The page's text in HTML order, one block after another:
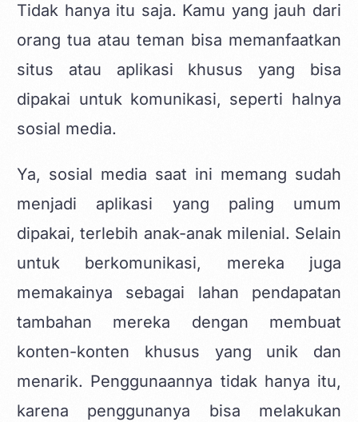
Tidak hanya itu saja. Kamu yang jauh dari
orang tua atau teman bisa memanfaatkan
situs atau aplikasi khusus yang bisa
dipakai untuk komunikasi, seperti halnya
sosial media.
Ya, sosial media saat ini memang sudah
menjadi aplikasi yang paling umum
dipakai, terlebih anak-anak milenial. Selain
untuk berkomunikasi, mereka juga
memakainya sebagai lahan pendapatan
tambahan mereka dengan membuat
konten-konten khusus yang unik dan
menarik. Penggunaannya tidak hanya itu,
karena penggunanya bisa melakukan